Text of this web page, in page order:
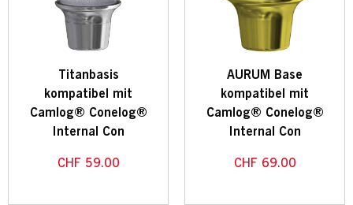
Titanbasis
kompatibel mit
Camlog® Conelog®
Internal Con
CHF 59.00
AURUM Base
kompatibel mit
Camlog® Conelog®
Internal Con
CHF 69.00